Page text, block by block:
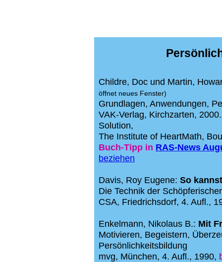
Childre, Doc und Martin,
öffnet neues Fenster)
Grundlagen, Anwendungen,
VAK-Verlag, Kirchzarten,
Solution,
The Institute of HeartMath,
Buch-Tipp in RAS-News
beziehen
Davis, Roy Eugene: So
Die Technik der
CSA, Friedrichsdorf, 4. Aufl.,
Enkelmann, Nikolaus B.: Mit
Motivieren, Begeistern,
Persönlichkeitsbildung
mvg, München, 4. Aufl., 1990,